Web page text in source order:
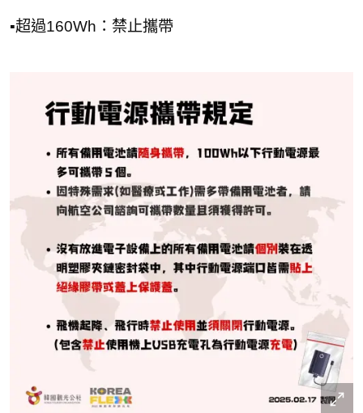
▪︎超過160Wh：禁止攜帶